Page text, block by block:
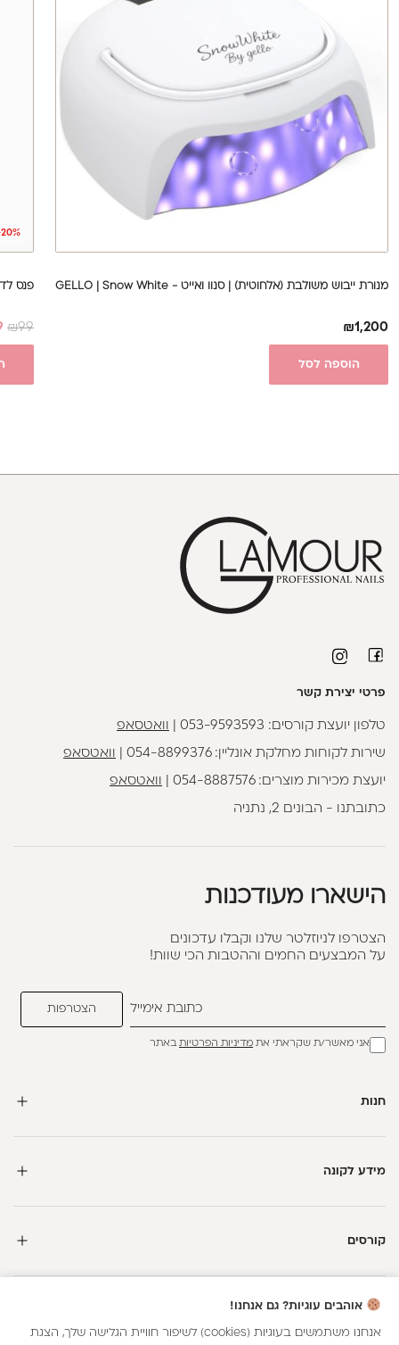
מנורת ייבוש משולבת (אלחוטית) | סנוו ואייט - GELLO | Snow White
₪1,200
הוספה לסל
פנס לד
₪99
פרטי יצירת קשר
טלפון יועצת קורסים: 053-9593593 וואטסאפ
שירות לקוחות מחלקת אונליין:054-8899376 וואטסאפ
יועצת מכירות מוצרים:054-8887576 וואטסאפ
כתובתנו - הבונים 2, נתניה
הישארו מעודכנות
הצטרפו לניוזלטר שלנו וקבלו עדכונים
על המבצעים החמים וההטבות הכי שוות!
אני מאשר/ת שקראתי את מדיניות הפרטיותבאתר
חנות
מידע לקונה
קורסים
אוהבים עוגיות? גם אנחנו!
אנחנו משתמשים בעוגיות (cookies) לשיפור חוויית הגלישה שלך, הצגת